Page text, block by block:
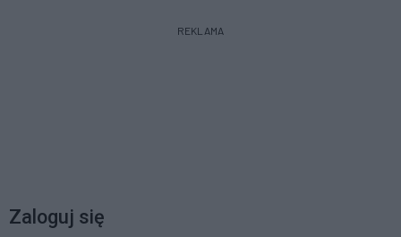
REKLAMA
Zaloguj się